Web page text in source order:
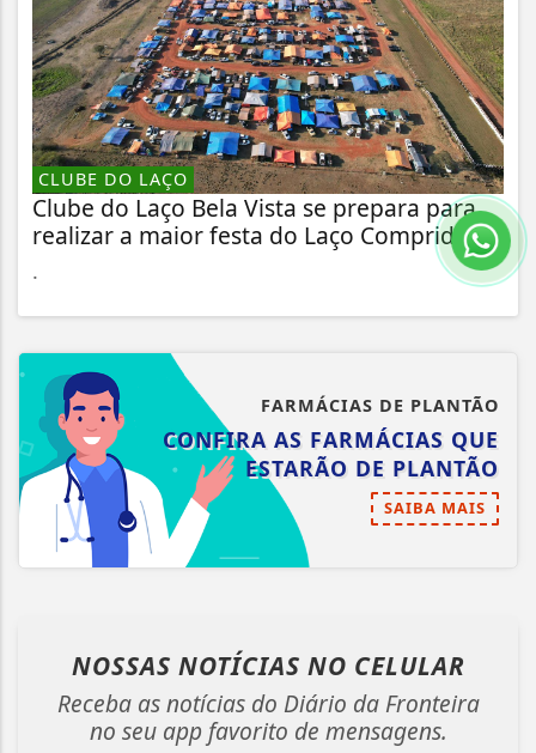
CLUBE DO LAÇO
Clube do Laço Bela Vista se prepara para
realizar a maior festa do Laço Comprido...
.
FARMÁCIAS DE PLANTÃO
CONFIRA AS FARMÁCIAS QUE
ESTARÃO DE PLANTÃO
SAIBA MAIS
NOSSAS NOTÍCIAS NO CELULAR
Receba as notícias do Diário da Fronteira
no seu app favorito de mensagens.